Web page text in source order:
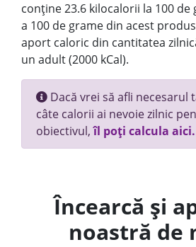
conține 23.6 kilocalorii la 100 de
a 100 de grame din acest
aport caloric din cantitatea
un adult (2000 kCal).
Dacă vrei să afli necesarul
câte calorii ai nevoie zilnic
obiectivul,îl poți calcula aici.
Încearcă și
noastră de